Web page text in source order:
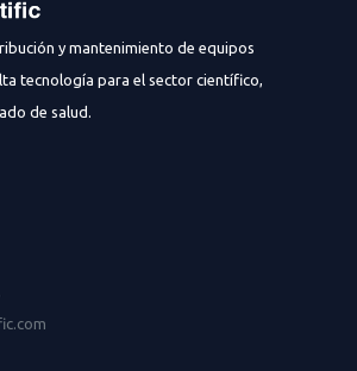
y mantenimiento de equipos
tecnología para el sector científico,
de salud.